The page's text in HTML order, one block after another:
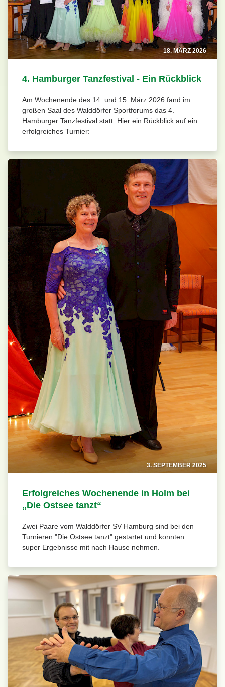
18. MÄRZ 2026
4. Hamburger Tanzfestival - Ein Rückblick
Am Wochenende des 14. und 15. März 2026 fand im
großen Saal des Walddörfer Sportforums das 4.
Hamburger Tanzfestival statt. Hier ein Rückblick auf ein
erfolgreiches Turnier:
3. SEPTEMBER 2025
Erfolgreiches Wochenende in Holm bei
„Die Ostsee tanzt“
Zwei Paare vom Walddörfer SV Hamburg sind bei den
Turnieren "Die Ostsee tanzt" gestartet und konnten
super Ergebnisse mit nach Hause nehmen.